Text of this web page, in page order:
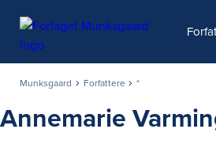
Munksgaard Forfattere *
Annemarie